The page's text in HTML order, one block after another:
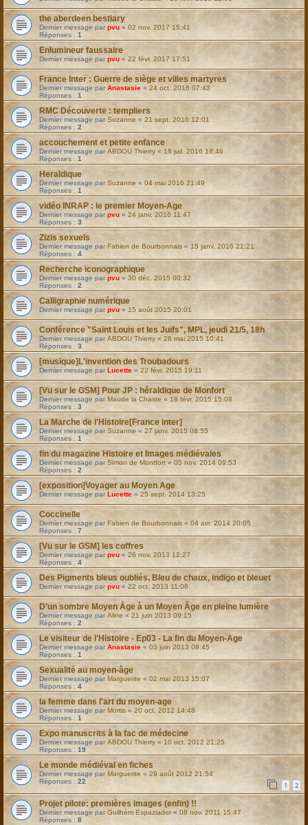
the aberdeen bestiary
Dernier message parpvu « 02 nov. 2017 15:41
Réponses : 1
Enlumineur faussaire
Dernier message parpvu « 22 févr. 2017 17:51
France Inter : Guerre de siège et villes martyres
Dernier message parAnastasie « 24 oct. 2016 07:43
Réponses : 1
RMC Découverte : templiers
Dernier message parSuzanne « 21 sept. 2016 12:01
Réponses : 2
accouchement et petite enfance
Dernier message parABDOU Thierry « 18 juil. 2016 18:46
Réponses : 1
Heraldique
Dernier message parSuzanne « 04 mai 2016 21:49
Réponses : 1
vidéo INRAP : le premier Moyen-Age
Dernier message parpvu « 24 janv. 2016 11:47
Réponses : 3
Zizis sexuels
Dernier message par Fabien de Bourbonnais « 15 janv. 2016 21:21
Réponses : 4
Recherche iconographique
Dernier message parpvu « 30 déc. 2015 00:32
Réponses : 2
Calligraphie numérique
Dernier message parpvu « 15 août 2015 20:01
Conférence "Saint Louis et les Juifs", MPL, jeudi 21/5, 18h
Dernier message parABDOU Thierry « 28 mai 2015 10:41
Réponses : 3
[musique]L'invention des Troubadours
Dernier message parLucette « 22 févr. 2015 19:11
[Vu sur le GSM] Pour JP : héraldique de Monfort
Dernier message par Maude la Chaste « 18 févr. 2015 15:08
Réponses : 3
La Marche de l'Histoire[France inter]
Dernier message parSuzanne « 27 janv. 2015 08:55
Réponses : 1
fin du magazine Histoire et Images médiévales
Dernier message parSimon de Montfort « 05 nov. 2014 09:53
Réponses : 2
[exposition]Voyager au Moyen Age
Dernier message parLucette « 25 sept. 2014 13:25
Coccinelle
Dernier message par Fabien de Bourbonnais « 04 avr. 2014 20:05
Réponses : 7
[Vu sur le GSM] les coffres
Dernier message parpvu « 26 nov. 2013 12:27
Réponses : 4
Des Pigments bleus oubliés. Bleu de chaux, indigo et bleuet
Dernier message parpvu « 22 oct. 2013 11:06
D’un sombre Moyen Âge à un Moyen Âge en pleine lumière
Dernier message parAline « 21 juin 2013 09:15
Réponses : 2
Le visiteur de l'Histoire - Ep03 - La fin du Moyen-Age
Dernier message parAnastasie « 03 juin 2013 08:45
Réponses : 1
Sexualité au moyen-âge
Dernier message par Marguerite « 02 mai 2013 15:07
Réponses : 4
la femme dans l'art du moyen-age
Dernier message par Mortis « 20 oct. 2012 14:48
Réponses : 1
Expo manuscrits à la fac de médecine
Dernier message parABDOU Thierry « 10 oct. 2012 21:25
Réponses : 19
Le monde médiéval en fiches
Dernier message par Marguerite « 29 août 2012 21:54
Réponses : 22 1 2
Projet pilote: premières images (enfin) !!
Dernier message parGuilhèm Espaziador« 08 nov. 2011 15:47
Réponses : 8